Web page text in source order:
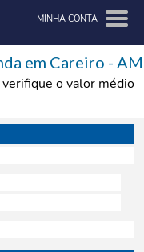
MINHA CONTA
em Careiro - AM
o valor médio